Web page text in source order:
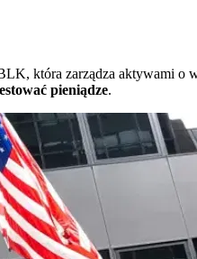
, która zarządza aktywami o
pieniądze.